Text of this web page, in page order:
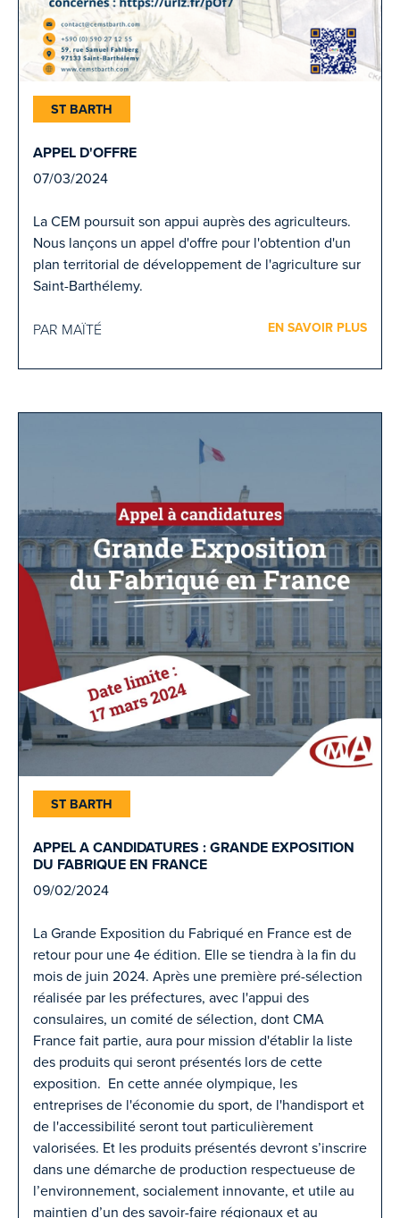
ST BARTH
APPEL D'OFFRE
07/03/2024
La CEM poursuit son appui auprès des agriculteurs.
Nous lançons un appel d'offre pour l'obtention d'un
plan territorial de développement de l'agriculture sur
Saint-Barthélemy.
PAR MAÏTÉ EN SAVOIR PLUS
ST BARTH
APPEL A CANDIDATURES : GRANDE EXPOSITION
DU FABRIQUE EN FRANCE
09/02/2024
La Grande Exposition du Fabriqué en France est de
retour pour une 4e édition. Elle se tiendra à la fin du
mois de juin 2024. Après une première pré-sélection
réalisée par les préfectures, avec l'appui des
consulaires, un comité de sélection, dont CMA
France fait partie, aura pour mission d'établir la liste
des produits qui seront présentés lors de cette
exposition. En cette année olympique, les
entreprises de l'économie du sport, de l'handisport et
de l'accessibilité seront tout particulièrement
valorisées. Et les produits présentés devront s’inscrire
dans une démarche de production respectueuse de
l’environnement, socialement innovante, et utile au
maintien d’un des savoir-faire régionaux et au